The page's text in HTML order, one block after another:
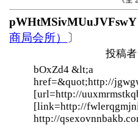
pWHtMSivMUuJVFswY
商局会所） 〕
投稿
bOxZd4 &lt;a
href=&quot;http://
[url=http://
[link=http://
http://